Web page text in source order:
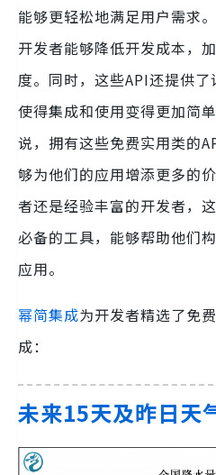
能够更轻松地满足用户需求
开发者能够降低开发成本，
度。同时，这些API还提供了
使得集成和使用变得更加简
说，拥有这些免费实用类的
够为他们的应用增添更多的
者还是经验丰富的开发者，
必备的工具，能够帮助他们
应用。
幂简集成为开发者精选了免
成：
未来15天及昨日天